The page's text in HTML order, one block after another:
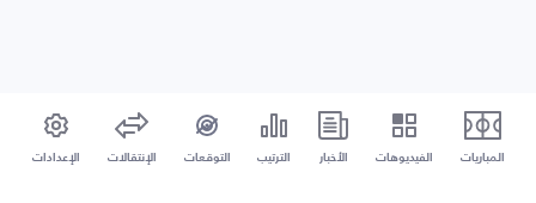
المباريات الفيديوهات الأخبار الترتيب التوقعات الإنتقالات الإعدادات